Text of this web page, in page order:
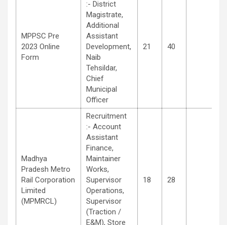
MPPSC Pre
2023 Online
Form
:- District
Magistrate,
Additional
Assistant
Development,
Naib
Tehsildar,
Chief
Municipal
Officer
21 40
Madhya
Pradesh Metro
Rail Corporation
Limited
(MPMRCL)
Recruitment
:- Account
Assistant
Finance,
Maintainer
Works,
Supervisor
Operations,
Supervisor
(Traction /
E&M), Store
18 28